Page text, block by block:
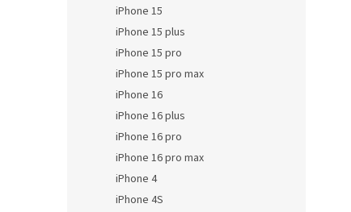
iPhone 15
iPhone 15 plus
iPhone 15 pro
iPhone 15 pro max
iPhone 16
iPhone 16 plus
iPhone 16 pro
iPhone 16 pro max
iPhone 4
iPhone 4S